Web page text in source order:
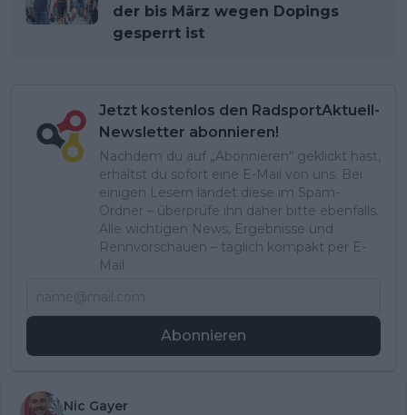
der bis März wegen Dopings
gesperrt ist
Jetzt kostenlos den RadsportAktuell-
Newsletter abonnieren!
Nachdem du auf „Abonnieren“ geklickt hast,
erhältst du sofort eine E-Mail von uns. Bei
einigen Lesern landet diese im Spam-
Ordner – überprüfe ihn daher bitte ebenfalls.
Alle wichtigen News, Ergebnisse und
Rennvorschauen – täglich kompakt per E-
Mail.
Abonnieren
Nic Gayer